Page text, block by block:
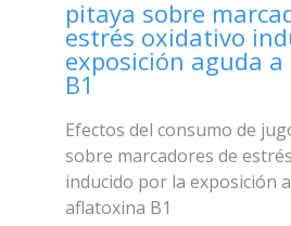
pitaya sobre
estrés oxidativo
exposición aguda
B1
Efectos del consumo de
sobre marcadores de
inducido por la exposición
aflatoxina B1